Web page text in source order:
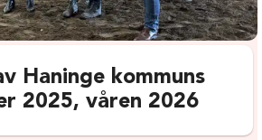
Haninge kommuns
2025, våren 2026